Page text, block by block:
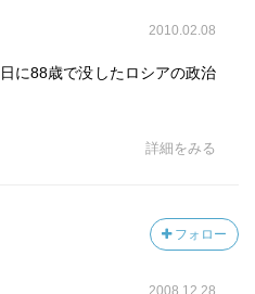
2010.02.08
に88歳で没したロシアの政治
詳細をみる
フォロー
2008.12.28